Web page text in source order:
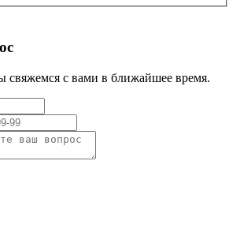
свяжемся с вами в ближайшее время.